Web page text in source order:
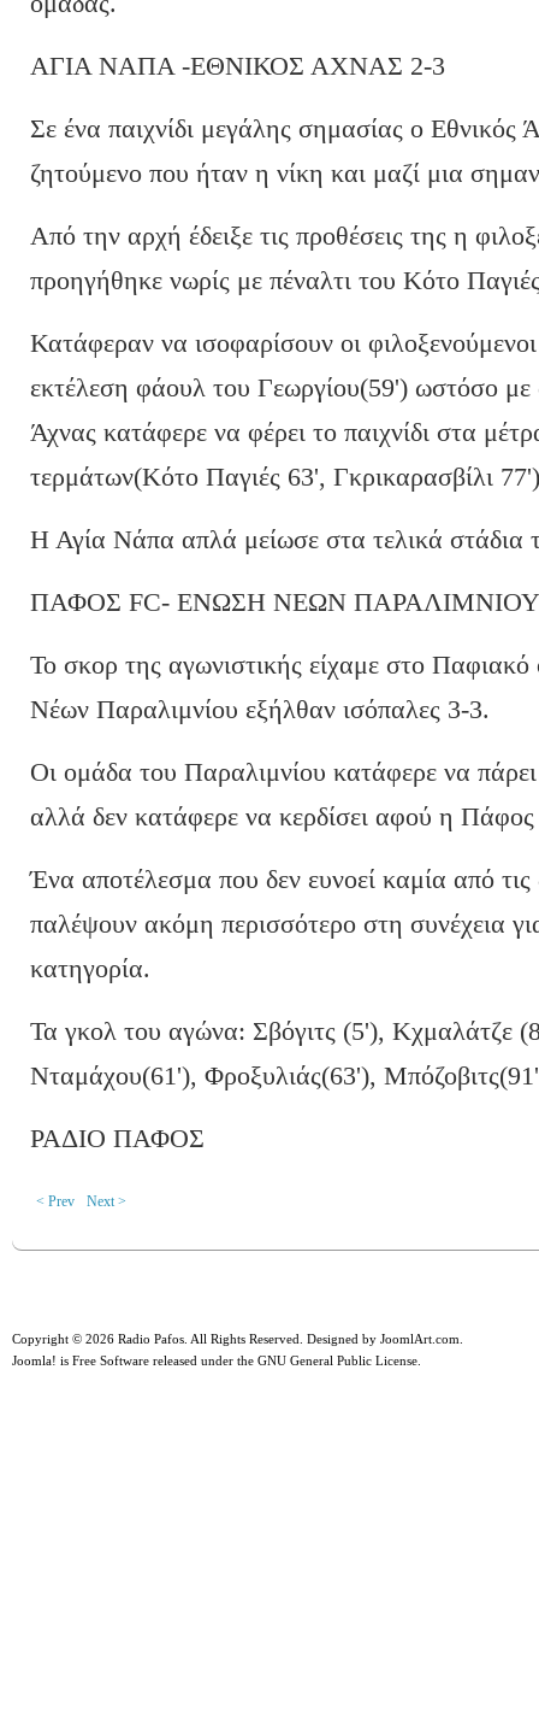
ΑΓΙΑ ΝΑΠΑ -ΕΘΝΙΚΟΣ ΑΧΝΑΣ 2-3
Σε ένα παιχνίδι μεγάλης σημασίας ο Εθνικός
ζητούμενο που ήταν η νίκη και μαζί μια
Από την αρχή έδειξε τις προθέσεις της η
προηγήθηκε νωρίς με πέναλτι του Κότο
Κατάφεραν να ισοφαρίσουν οι
εκτέλεση φάουλ του Γεωργίου(59') ωστόσο με
Άχνας κατάφερε να φέρει το παιχνίδι στα
τερμάτων(Κότο Παγιές 63', Γκρικαρασβίλι
Η Αγία Νάπα απλά μείωσε στα τελικά στάδια
ΠΑΦΟΣ FC- ΕΝΩΣΗ ΝΕΩΝ ΠΑΡΑΛΙΜΝΙΟΥ
Το σκορ της αγωνιστικής είχαμε στο
Νέων Παραλιμνίου εξήλθαν ισόπαλες 3-3.
Οι ομάδα του Παραλιμνίου κατάφερε να
αλλά δεν κατάφερε να κερδίσει αφού η Πάφος
Ένα αποτέλεσμα που δεν ευνοεί καμία από τις
παλέψουν ακόμη περισσότερο στη συνέχεια
κατηγορία.
Τα γκολ του αγώνα: Σβόγιτς (5'), Κχμαλάτζε
Νταμάχου(61'), Φροξυλιάς(63'),
ΡΑΔΙΟ ΠΑΦΟΣ
< Prev Next >
Copyright © 2026 Radio Pafos. All Rights Reserved. Designed by JoomlArt.com
Joomla! is Free Software released under the GNU General Public License.